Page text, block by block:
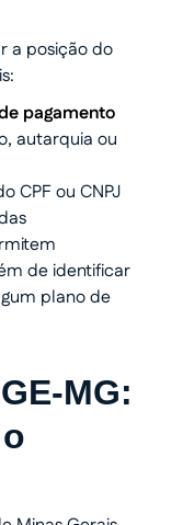
a posição do
pagamento
autarquia ou
CPF ou CNPJ
de identificar
plano de
MG: